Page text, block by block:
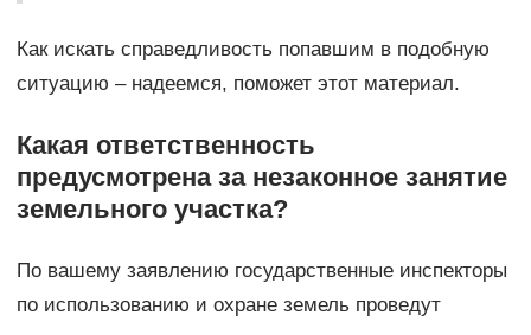
Как искать справедливость попавшим в подобную
ситуацию – надеемся, поможет этот материал.
Какая ответственность
предусмотрена за незаконное занятие
земельного участка?
По вашему заявлению государственные инспекторы
по использованию и охране земель проведут